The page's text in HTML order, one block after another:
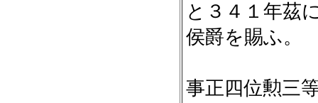
と３４１年茲
侯爵を賜ふ。
事正四位勲